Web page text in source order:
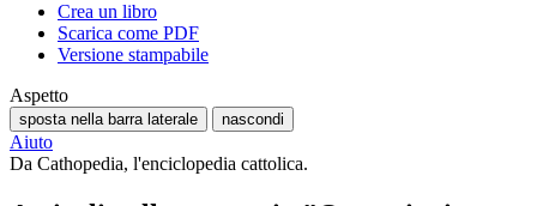
Crea un libro
Scarica come PDF
Versione stampabile
Aspetto
sposta nella barra laterale nascondi
Aiuto
Da Cathopedia, l'enciclopedia cattolica.